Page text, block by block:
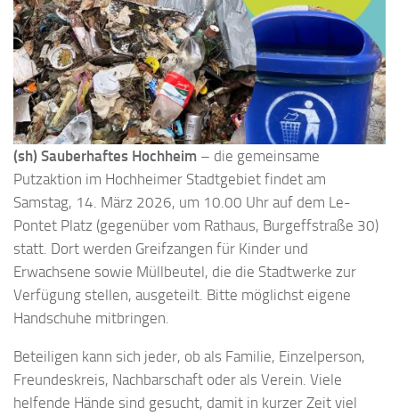
(sh) Sauberhaftes Hochheim – die gemeinsame
Putzaktion im Hochheimer Stadtgebiet findet am
Samstag, 14. März 2026, um 10.00 Uhr auf dem Le-
Pontet Platz (gegenüber vom Rathaus, Burgeffstraße 30)
statt. Dort werden Greifzangen für Kinder und
Erwachsene sowie Müllbeutel, die die Stadtwerke zur
Verfügung stellen, ausgeteilt. Bitte möglichst eigene
Handschuhe mitbringen.
Beteiligen kann sich jeder, ob als Familie, Einzelperson,
Freundeskreis, Nachbarschaft oder als Verein. Viele
helfende Hände sind gesucht, damit in kurzer Zeit viel